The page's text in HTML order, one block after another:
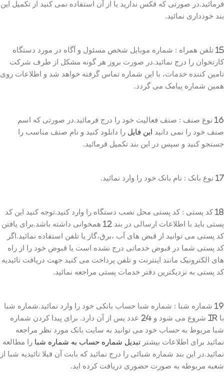
فرمائید.در صورتی که فکس ندارید یا از آن استفاده نمی کنید از تکمیل این
بند خودداری نمائید.
15 تلفن همراه : شماره موبایل شخص مسئول و آگاه در مورد دستگاه
کارتخوان را درج نمائید.در صورت بروز هر گونه مشکل از طرف شرکت
تامین کننده خدمات، با این شماره تماس گرفته خواهد شد و اطلاعات روی
همین شماره پیامک می گردد.
16 نوع صنف : صنف فعالیت خود را درج فرمائید.در صورتی که اسم
صنف خود را نمی دانید این فایل را دانلود کنید و نام صنف مناسب را
جستجو کنید و سپس در این بند تکمیل فرمائید.
17 نوع بانک : نام بانک خود را وارد نمائید.
18 کد پستی : کد پستی محل نصب دستگاه را وارد کنید.توجه کنید این کد
پستی باید با اطلاعات ارسالی در بند 12 همخوانی داشته باشد.برای یافتن
کد پستی می توانید از قبض های آب ،برق،گاز یا تلفن استفاده نمائید.اگر
کد پستی شما در قبوض خدماتی درج نشده است یا قبوض خود را از راه
های الکترونیک مانند اینترنت و تلفن پرداخت می کنید جهت دریافت تائیدیه
کد پستی به نزدیکترین دفتر خدمات پستی مراجعه نمائید.
19 شماره شبا : شماره شبا حساب بانکی خود را وارد نمائید.شماره شبا
با IR شروع می شود و 24 عدد پس از آن دارد. برای پیدا کردن شماره
شبا مربوط به حساب خود می توانید به سایت بانک مورد نظر مراجعه
نمائید برای اطلاعات بیشتر تبدیل شماره حساب به شماره شبا را مطالعه
نمائید.در این بند شماره شبائی را درج نمائید که بابت آن قبلا تائیدیه شبا از
شعبه مربوطه به صورت حضوری دریافت کرده اید.